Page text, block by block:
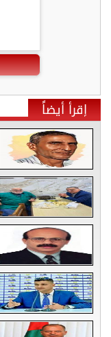
إقرأ أيضاً